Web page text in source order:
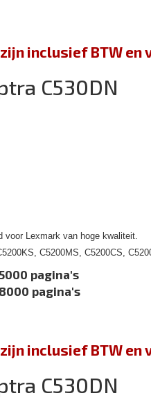
inclusief BTW en
C530DN
voor Lexmark van hoge kwaliteit.
C5200MS, C5200CS,
5000 pagina's
8000 pagina's
inclusief BTW en
C530DN